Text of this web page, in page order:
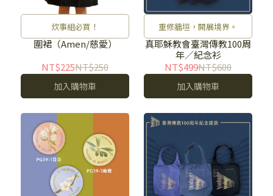
炊事組必買！
圍裙（Amen/慈愛）
NT$225NT$250
加入購物車
重修牆垣，開展境界。
真耶穌教會臺灣傳教100周
年／紀念衫
NT$499NT$600
加入購物車